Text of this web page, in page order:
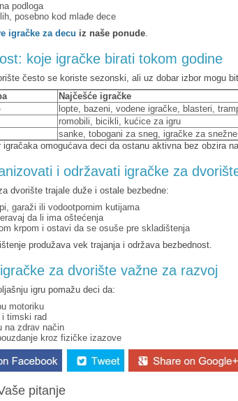
podloga
posebno kod mlađe dece
igračke za decu iz naše ponude.
koje igračke birati tokom godine
često se koriste sezonski, ali uz dobar izbor mogu
Najčešće igračke
lopte, bazeni, vodene igračke, blasteri,
romobili, bicikli, kućice za igru
sanke, tobogani za sneg, igračke za
igračaka omogućava deci da ostanu aktivna bez obzira
i održavati igračke za
dvorište trajale duže i ostale bezbedne:
garaži ili vodootpornim kutijama
da li ima oštećenja
krpom i ostavi da se osuše pre skladištenja
produžava vek trajanja i održava bezbednost.
za dvorište važne za razvoj
igru pomažu deci da:
motoriku
timski rad
na zdrav način
kroz fizičke izazove
pitanje